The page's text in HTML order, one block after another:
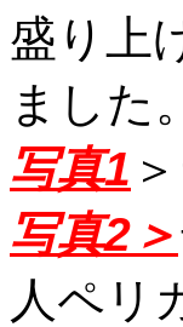
盛り上
ました。
写真1
写真2＞
人ペリ